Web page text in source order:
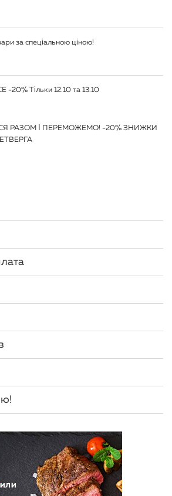
за спеціальною ціною!
-20% Тільки 12.10 та 13.10
РАЗОМ І ПЕРЕМОЖЕМО! -20% ЗНИЖКИ